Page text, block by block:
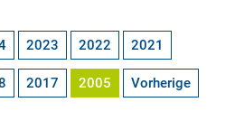
2023 2022 2021
2017 2005 Vorherige